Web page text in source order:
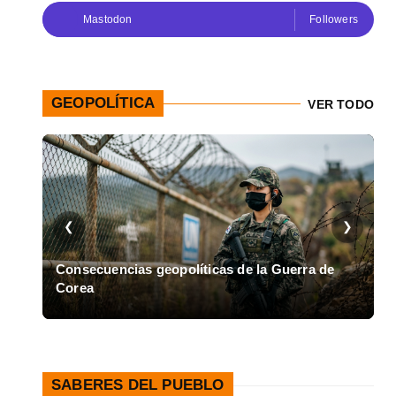
Mastodon Followers
GEOPOLÍTICA VER TODO
❮
Consecuencias geopolíticas de la Guerra de
Corea
❯
SABERES DEL PUEBLO